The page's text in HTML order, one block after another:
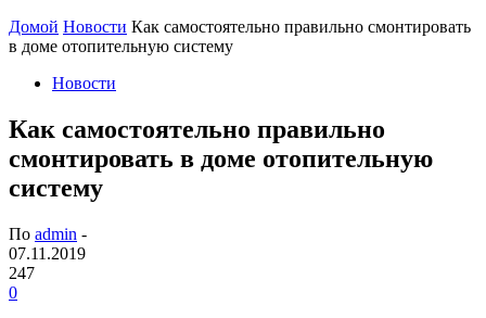
Домой Новости Как самостоятельно правильно смонтировать
в доме отопительную систему
Новости
Как самостоятельно правильно
смонтировать в доме отопительную
систему
По admin -
07.11.2019
247
0